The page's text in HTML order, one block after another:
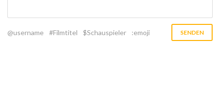
@username #Filmtitel $Schauspieler :emoji